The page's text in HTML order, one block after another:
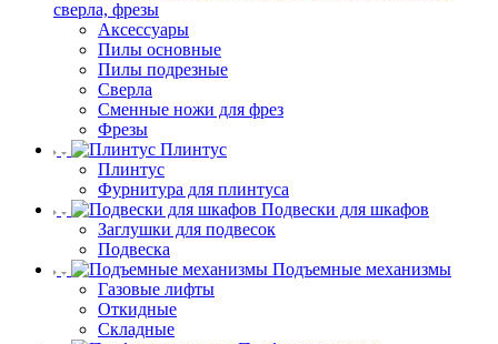
сверла, фрезы
Аксессуары
Пилы основные
Пилы подрезные
Сверла
Сменные ножи для фрез
Фрезы
Плинтус
Плинтус
Фурнитура для плинтуса
Подвески для шкафов
Заглушки для подвесок
Подвеска
Подъемные механизмы
Газовые лифты
Откидные
Складные